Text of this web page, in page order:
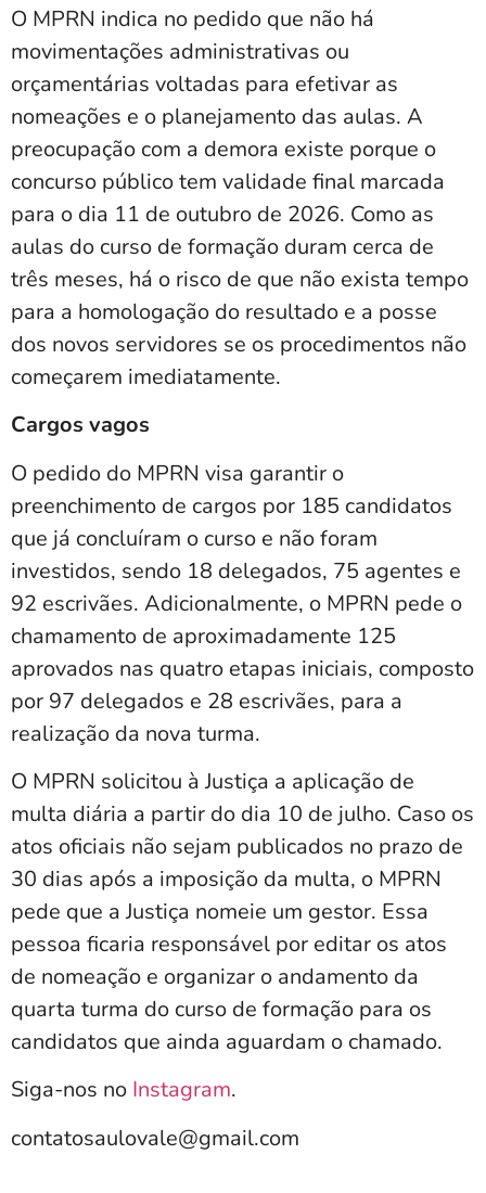
O MPRN indica no pedido que não há
movimentações administrativas ou
orçamentárias voltadas para efetivar as
nomeações e o planejamento das aulas. A
preocupação com a demora existe porque o
concurso público tem validade final marcada
para o dia 11 de outubro de 2026. Como as
aulas do curso de formação duram cerca de
três meses, há o risco de que não exista tempo
para a homologação do resultado e a posse
dos novos servidores se os procedimentos não
começarem imediatamente.
Cargos vagos
O pedido do MPRN visa garantir o
preenchimento de cargos por 185 candidatos
que já concluíram o curso e não foram
investidos, sendo 18 delegados, 75 agentes e
92 escrivães. Adicionalmente, o MPRN pede o
chamamento de aproximadamente 125
aprovados nas quatro etapas iniciais, composto
por 97 delegados e 28 escrivães, para a
realização da nova turma.
O MPRN solicitou à Justiça a aplicação de
multa diária a partir do dia 10 de julho. Caso os
atos oficiais não sejam publicados no prazo de
30 dias após a imposição da multa, o MPRN
pede que a Justiça nomeie um gestor. Essa
pessoa ficaria responsável por editar os atos
de nomeação e organizar o andamento da
quarta turma do curso de formação para os
candidatos que ainda aguardam o chamado.
Siga-nos no Instagram.
contatosaulovale@gmail.com